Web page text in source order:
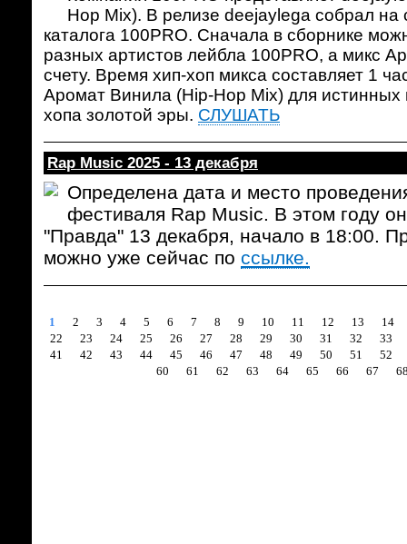
Hop Mix). В релизе deejaylega собрал на
каталога 100PRO. Сначала в сборнике
разных артистов лейбла 100PRO, а микс
счету. Время хип-хоп микса составляет 1
Аромат Винила (Hip-Hop Mix) для истинных
хопа золотой эры. СЛУШАТЬ
Rap Music 2025 - 13 декабря
Определена дата и место
фестиваля Rap Music. В этом году
"Правда" 13 декабря, начало в 18:00.
можно уже сейчас по ссылке.
1 2 3 4 5 6 7 8 9 10 11 12 13
14
22
23 24 25 26 27 28 29 30 31 32
33
41
42 43 44 45 46 47 48 49 50 51
52
60
61 62 63 64 65 66 67